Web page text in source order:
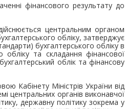
фінансового результату до
центральним органом
обліку, затверджує
бухгалтерського обліку в
та складання фінансової
облік та фінансову
Кабінету Міністрів України від
центральних органів виконавчої
державну політику зокрема у